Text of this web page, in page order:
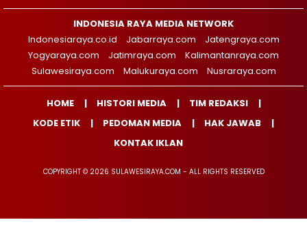
INDONESIA RAYA MEDIA NETWORK
Indonesiaraya.co.id
Jabarraya.com
Jatengraya.com
Yogyaraya.com
Jatimraya.com
Kalimantanraya.com
Sulawesiraya.com
Malukuraya.com Nusraraya.com
HOME HISTORI MEDIA
TIM REDAKSI
KODE ETIK
PEDOMAN MEDIA
HAK JAWAB
KONTAK IKLAN
COPYRIGHT © 2026 SULAWESIRAYA.COM - ALL RIGHTS RESERVED